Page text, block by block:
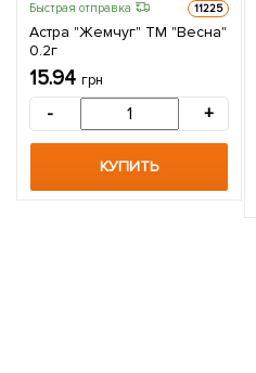
Быстрая отправка 11225
Астра "Жемчуг" ТМ "Весна"
0.2г
15.94 грн
- +
КУПИТЬ